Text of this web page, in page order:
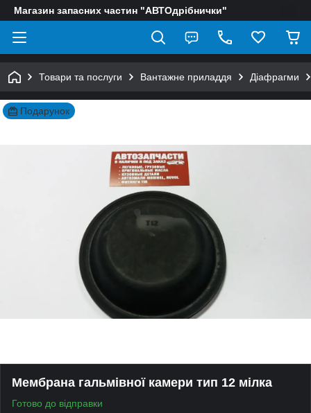
Магазин запасних частин "АВТОдрібнички"
Товари та послуги Вантажне приладдя Діафрагми
Подарунок
Мембрана гальмівної камери тип 12 мілка
Готово до відправки